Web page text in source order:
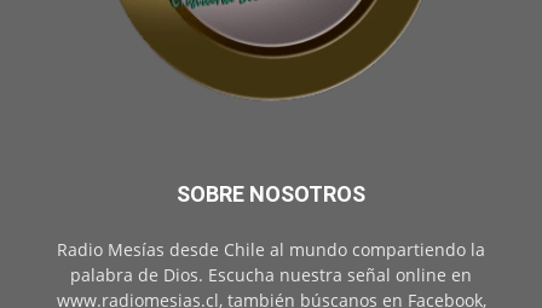
SOBRE NOSOTROS
Radio Mesías desde Chile al mundo compartiendo la
palabra de Dios. Escucha nuestra señal online en
www.radiomesias.cl, también búscanos en Facebook,